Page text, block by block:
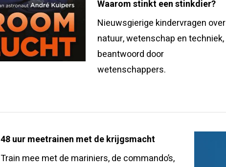
Waarom stinkt een stinkdier?
Nieuwsgierige kindervragen over
natuur, wetenschap en techniek,
beantwoord door
wetenschappers.
48 uur meetrainen met de krijgsmacht
Train mee met de mariniers, de commando’s,